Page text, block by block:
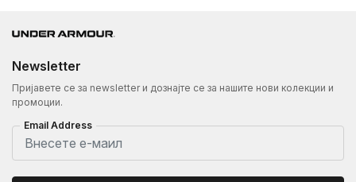
Newsletter
Пријавете се за newsletter и дознајте се за нашите нови колекции и
промоции.
Email Address